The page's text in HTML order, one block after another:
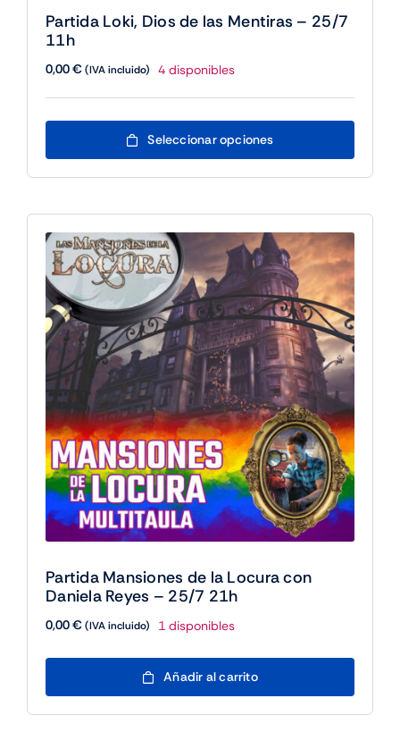
Partida Loki, Dios de las Mentiras – 25/7
11h
0,00€(IVA incluido) 4 disponibles
Seleccionar opciones
Este
tiene
variantes.
Las
opciones
se
pueden
elegir
en
la
página
de
producto
Partida Mansiones de la Locura con
Daniela Reyes – 25/7 21h
0,00€(IVA incluido) 1 disponibles
Partida
Mansiones
Añadir al carrito